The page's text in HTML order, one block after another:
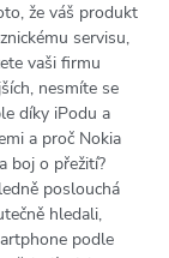
že váš produkt
servisu,
vaši firmu
nesmíte se
díky iPodu a
a proč Nokia
boj o přežití?
poslouchá
hledali,
podle